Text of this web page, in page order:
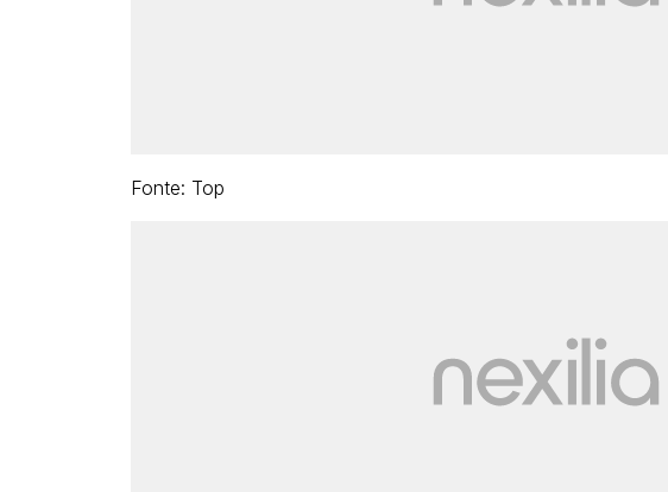
Fonte: Top